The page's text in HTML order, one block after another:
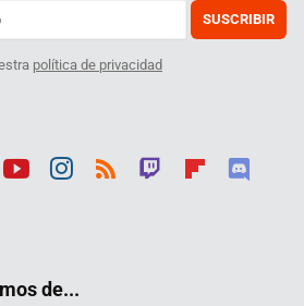
SUSCRIBIR
política de privacidad
de...